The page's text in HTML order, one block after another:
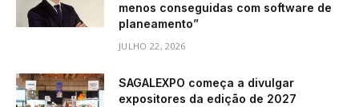
menos conseguidas com software de
planeamento”
JULHO 22, 2026
SAGALEXPO começa a divulgar
expositores da edição de 2027